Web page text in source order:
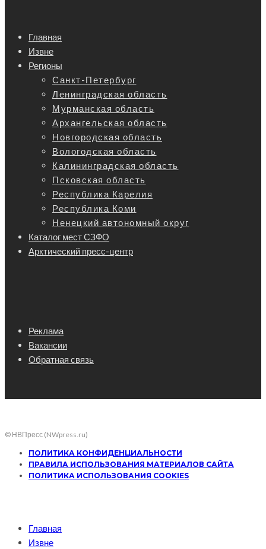
Главная
Извне
Регионы
Санкт-Петербург
Ленинградская область
Мурманская область
Архангельская область
Новгородская область
Вологодская область
Калининградская область
Псковская область
Республика Карелия
Республика Коми
Ненецкий автономный округ
Каталог мест СЗФО
Арктический пресс-центр
Реклама
Вакансии
Обратная связь
© НВПресс (NWpress.ru)
ПОЛИТИКА КОНФИДЕНЦИАЛЬНОСТИ
ПРАВИЛА ИСПОЛЬЗОВАНИЯ МАТЕРИАЛОВ САЙТА
ПОЛИТИКА ИСПОЛЬЗОВАНИЯ COOKIES
Главная
Извне